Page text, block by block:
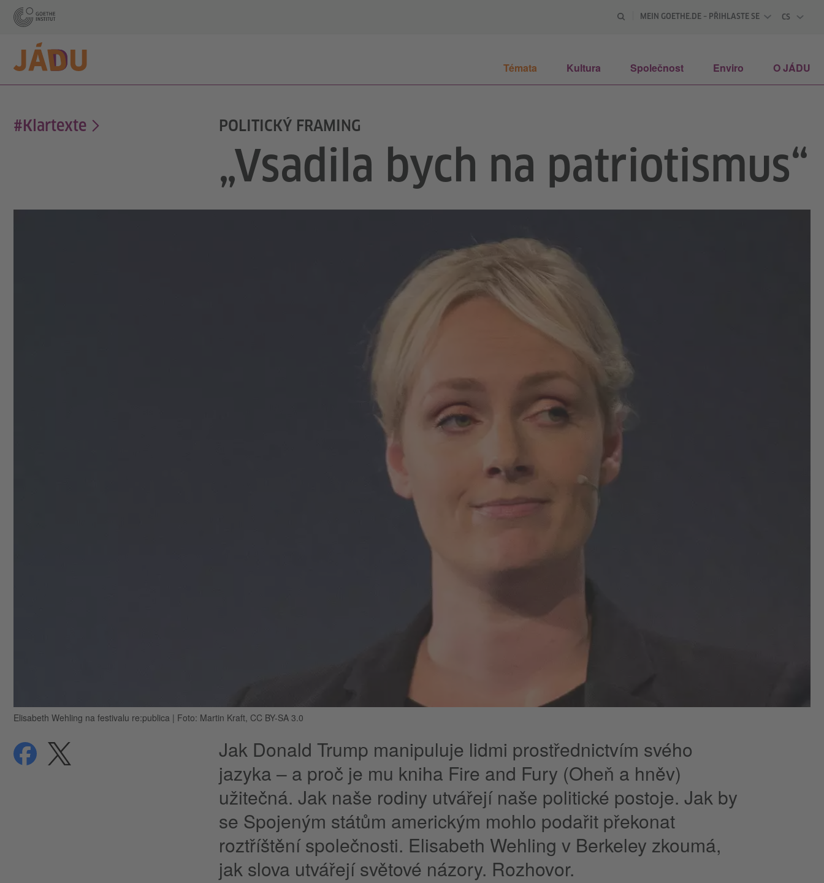
MEIN GOETHE.DE – PŘIHLASTE SE
CS
Témata Kultura Společnost Enviro O JÁDU
#Klartexte POLITICKÝ FRAMING
„Vsadila bych na patriotismus“
Elisabeth Wehling na festivalu re:publica | Foto: Martin Kraft, CC BY-SA 3.0
Sdílet Sdílet
Jak Donald Trump manipuluje lidmi prostřednictvím svého
jazyka – a proč je mu kniha Fire and Fury (Oheň a hněv)
užitečná. Jak naše rodiny utvářejí naše politické postoje. Jak by
se Spojeným státům americkým mohlo podařit překonat
roztříštění společnosti. Elisabeth Wehling v Berkeley zkoumá,
jak slova utvářejí světové názory. Rozhovor.